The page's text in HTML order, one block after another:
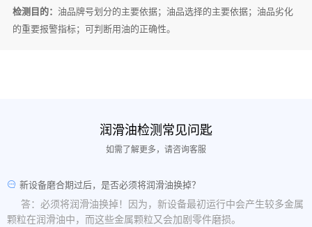
检测目的： 油品牌号划分的主要依据；油品选择的主要依据；油品劣化
的重要报警指标；可判断用油的正确性。
润滑油检测常见问匙
如需了解更多，请咨询客服
新设备磨合期过后，是否必须将润滑油换掉？
答：必须将润滑油换掉！因为，新设备最初运行中会产生较多金属
颗粒在润滑油中，而这些金属颗粒又会加剧零件磨损。